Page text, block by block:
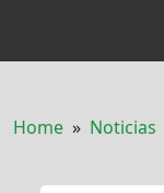
Home » Noticias